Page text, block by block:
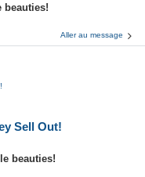
beauties!
Aller au message
Sell Out!
beauties!